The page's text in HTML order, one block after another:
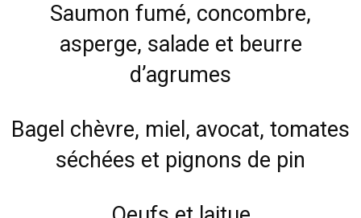
Saumon fumé, concombre,
asperge, salade et beurre
d’agrumes
Bagel chèvre, miel, avocat, tomates
séchées et pignons de pin